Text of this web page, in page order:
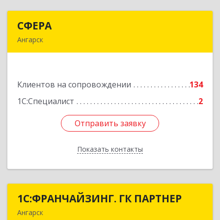
СФЕРА
Ангарск
Клиентов на сопровождении
134
1С:Специалист
2
Отправить заявку
Показать контакты
Подробнее
Отправить заявку
Назад
1С:ФРАНЧАЙЗИНГ. ГК ПАРТНЕР
Ангарск
1С:ФРАНЧАЙЗИНГ. ГК ПАРТНЕР